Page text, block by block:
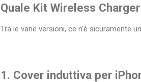
Quale Kit Wireless
Tra le varie versioni, ce n'è sicuramente
1. Cover induttiva per